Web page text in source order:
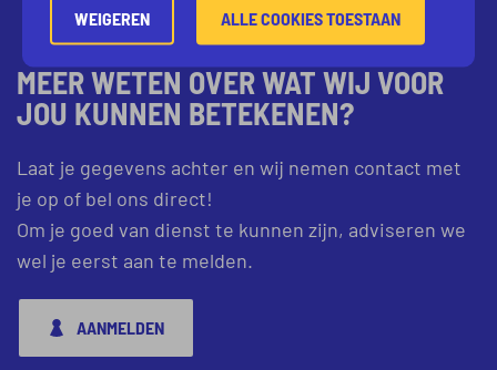
MEER WETEN OVER WAT WIJ VOOR
JOU KUNNEN BETEKENEN?
Laat je gegevens achter en wij nemen contact met
je op of bel ons direct!
Om je goed van dienst te kunnen zijn, adviseren we
wel je eerst aan te melden.
AANMELDEN
WEIGEREN ALLE COOKIES TOESTAAN